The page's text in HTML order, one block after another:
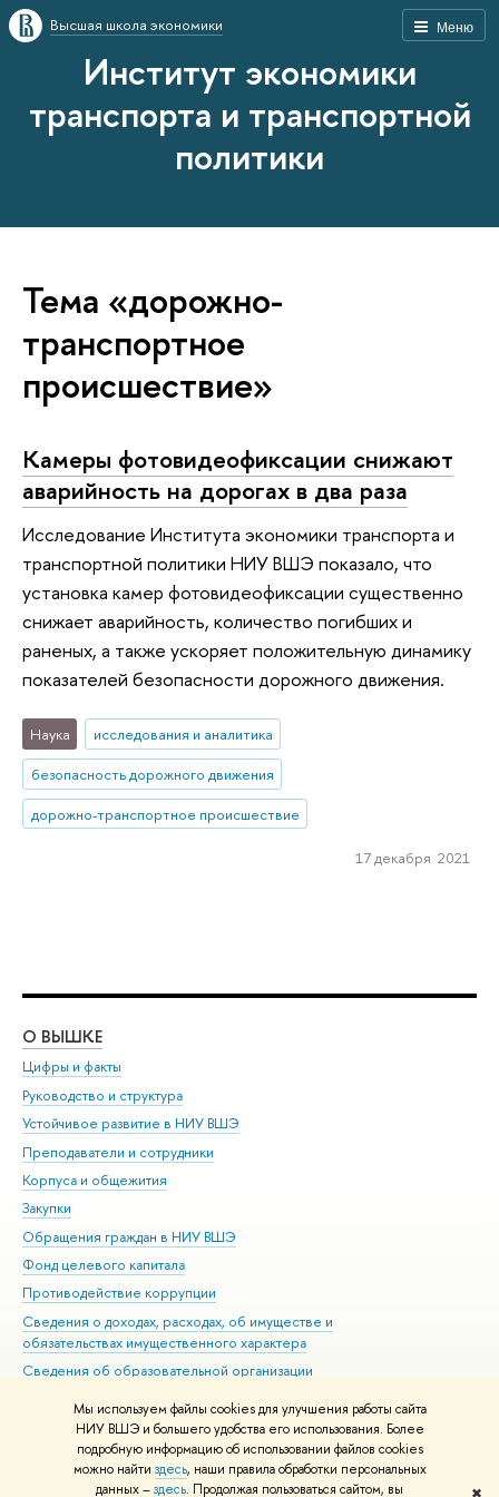
Мы используем файлы cookies для улучшения работы сайта
НИУ ВШЭ и большего удобства его использования. Более
подробную информацию об использовании файлов cookies
можно найти здесь, наши правила обработки персональных
данных –здесь. Продолжая пользоваться сайтом, вы
Меню
Высшая школа экономики
Институт экономики
транспорта и транспортной
политики
Тема «дорожно-
транспортное
происшествие»
Камеры фотовидеофиксации снижают
аварийность на дорогах в два раза
Исследование Института экономики транспорта и
транспортной политики НИУ ВШЭ показало, что
установка камер фотовидеофиксации существенно
снижает аварийность, количество погибших и
раненых, а также ускоряет положительную динамику
показателей безопасности дорожного движения.
Наука
исследования и аналитика
безопасность дорожного движения
дорожно-транспортное происшествие
17 декабря 2021
О ВЫШКЕ
Цифры и факты
Руководство и структура
Устойчивое развитие в НИУ ВШЭ
Преподаватели и сотрудники
Корпуса и общежития
Закупки
Обращения граждан в НИУ ВШЭ
Фонд целевого капитала
Противодействие коррупции
Сведения о доходах, расходах, об имуществе и
обязательствах имущественного характера
Сведения об образовательной организации
Людям с ограниченными возможностями здоровья
Единая платежная страница
Работа в Вышке